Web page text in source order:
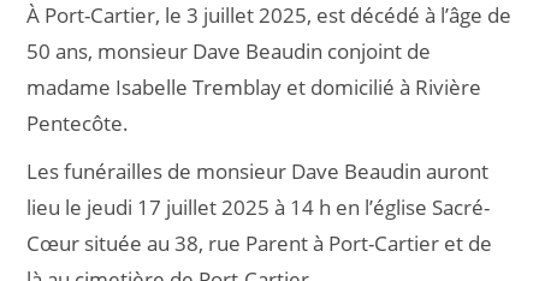
À Port-Cartier, le 3 juillet 2025, est décédé à l’âge de
50 ans, monsieur Dave Beaudin conjoint de
madame Isabelle Tremblay et domicilié à Rivière
Pentecôte.
Les funérailles de monsieur Dave Beaudin auront
lieu le jeudi 17 juillet 2025 à 14 h en l’église Sacré-
Cœur située au 38, rue Parent à Port-Cartier et de